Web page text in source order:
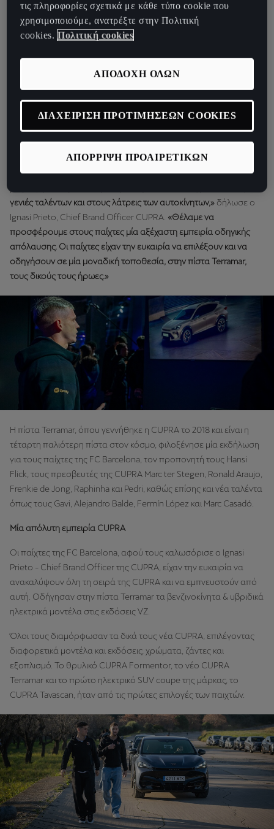
Οι παίχτες της FC Barcelona είχαν μία συναρπαστική οδηγική
εμπειρία με τα νέα CUPRA, στην πίστα Terramar. Οι
CUPRA εξερευνώντας όλα τα μοντέλα της μάρκας και
ανακαλύπτοντας τα ισχυρά συναισθήματα που μπορεί κανείς να
νιώσει οδηγώντας ένα CUPRA. Αμέσως μετά, οι παίκτες είχαν την
ευκαιρία να επιλέξουν το αγαπημένο τους αυτοκίνητο και να το
διαμορφώσουν ανάλογα με τις προτιμήσεις τους.
«Η σχέση μας με την FC Barcelona είναι κάτι παραπάνω από
συνεργασία. Και εμείς και το club έχουμε προκλητικό πνεύμα και
τη φιλοδοξία του νικητή που μας κάνουν να ξεχωρίζουμε. Επίσης,
γενιές ταλέντων και στους λάτρεις των αυτοκίνητων,» δήλωσε ο
Ignasi Prieto, Chief Brand Officer CUPRA. «Θέλαμε να
προσφέρουμε στους παίχτες μία αξέχαστη εμπειρία οδηγικής
απόλαυσης. Οι παίχτες είχαν την ευκαιρία να επιλέξουν και να
οδηγήσουν σε μία μοναδική τοποθεσία, στην πίστα Terramar,
τους δικούς τους ήρωες.»
Η πίστα Terramar, όπου γεννήθηκε η CUPRA το 2018 και είναι η
τέταρτη παλιότερη πίστα στον κόσμο, φιλοξένησε μία εκδήλωση
για τους παίχτες της FC Barcelona, τον προπονητή τους Hansi
Flick, τους πρεσβευτές της CUPRA Marc ter Stegen, Ronald Araujo,
Frenkie de Jong, Raphinha και Pedri, καθώς επίσης και νέα ταλέντα
όπως τους Gavi, Alejandro Balde, Fermín López και Marc Casadó.
Μία απόλυτη εμπειρία CUPRA
Oι παίχτες της FC Barcelona, αφού τους καλωσόρισε ο Ignasi
Prieto - Chief Brand Officer της CUPRA, είχαν την ευκαιρία να
ανακαλύψουν όλη τη σειρά της CUPRA και να εμπνευστούν από
αυτή. Οδήγησαν στην πίστα Terramar τα βενζινοκίνητα & υβριδικά
ηλεκτρικά μοντέλα στις εκδόσεις VZ.
Όλοι τους διαμόρφωσαν τα δικά τους νέα CUPRA, επιλέγοντας
διαφορετικά μοντέλα και εκδόσεις, χρώματα, ζάντες και
εξοπλισμό. Το θρυλικό CUPRA Formentor, το νέο CUPRA
Terramar και το πρώτο ηλεκτρικό SUV coupe της μάρκας, το
CUPRA Tavascan, ήταν από τις πρώτες επιλογές των παιχτών.
τις πληροφορίες σχετικά με κάθε τύπο cookie που
χρησιμοποιούμε, ανατρέξτε στην Πολιτική
cookies. Πολιτική cookies
ΑΠΟΡΡΙΨΗ ΠΡΟΑΙΡΕΤΙΚΩΝ
ΑΠΟΔΟΧΗ ΟΛΩΝ
ΔΙΑΧΕΙΡΙΣΗ ΠΡΟΤΙΜΗΣΕΩΝ COOKIES